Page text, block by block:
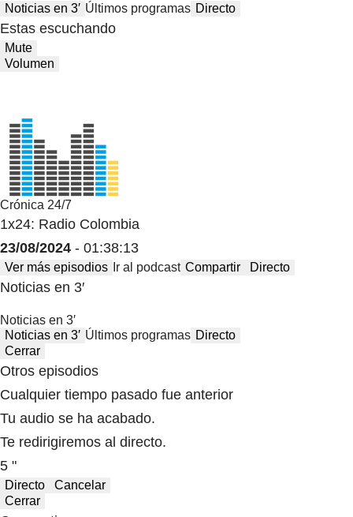
Noticias en 3′ Últimos programas Directo
Estas escuchando
Mute
Volumen
Crónica 24/7
1x24: Radio Colombia
23/08/2024 - 01:38:13
Ver más episodios Ir al podcast Compartir Directo
Noticias en 3′
Noticias en 3′
Noticias en 3′ Últimos programas Directo
Cerrar
Otros episodios
Cualquier tiempo pasado fue anterior
Tu audio se ha acabado.
Te redirigiremos al directo.
5 "
Directo
Cancelar
Cerrar